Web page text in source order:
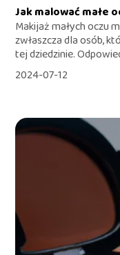
Jak malować małe
Makijaż małych oczu
zwłaszcza dla osób,
tej dziedzinie.
2024-07-12